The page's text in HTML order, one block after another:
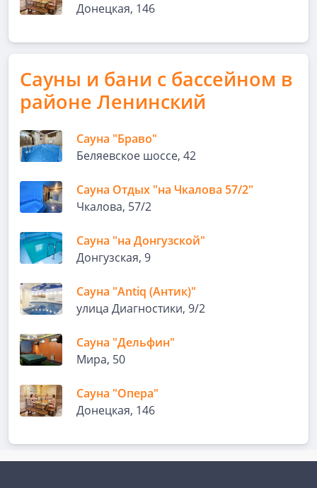
Донецкая, 146
Сауны и бани с бассейном в
районе Ленинский
Сауна "Браво"
Беляевское шоссе, 42
Сауна Отдых "на Чкалова 57/2"
Чкалова, 57/2
Сауна "на Донгузской"
Донгузская, 9
Сауна "Antiq (Антик)"
улица Диагностики, 9/2
Сауна "Дельфин"
Мира, 50
Сауна "Опера"
Донецкая, 146